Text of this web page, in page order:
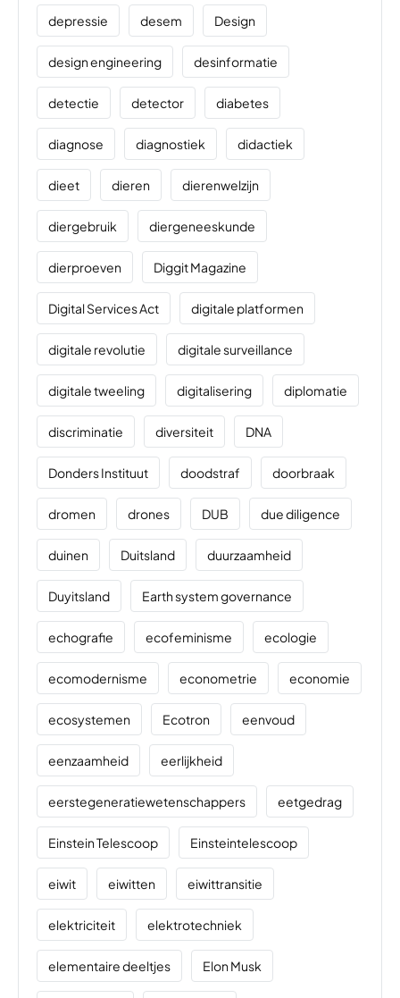
depressie desem Design
design engineering desinformatie
detectie detector diabetes
diagnose diagnostiek didactiek
dieet dieren dierenwelzijn
diergebruik diergeneeskunde
dierproeven Diggit Magazine
Digital Services Act digitale platformen
digitale revolutie digitale surveillance
digitale tweeling digitalisering diplomatie
discriminatie diversiteit DNA
Donders Instituut doodstraf doorbraak
dromen drones DUB due diligence
duinen Duitsland duurzaamheid
Duyitsland Earth system governance
echografie ecofeminisme ecologie
ecomodernisme econometrie economie
ecosystemen Ecotron eenvoud
eenzaamheid eerlijkheid
eerstegeneratiewetenschappers eetgedrag
Einstein Telescoop Einsteintelescoop
eiwit eiwitten eiwittransitie
elektriciteit elektrotechniek
elementaire deeltjes Elon Musk